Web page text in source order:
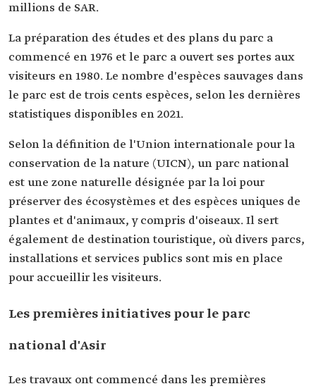
millions de SAR.
La préparation des études et des plans du parc a
commencé en 1976 et le parc a ouvert ses portes aux
visiteurs en 1980. Le nombre d'espèces sauvages dans
le parc est de trois cents espèces, selon les dernières
statistiques disponibles en 2021.
Selon la définition de l'Union internationale pour la
conservation de la nature (UICN), un parc national
est une zone naturelle désignée par la loi pour
préserver des écosystèmes et des espèces uniques de
plantes et d'animaux, y compris d'oiseaux. Il sert
également de destination touristique, où divers parcs,
installations et services publics sont mis en place
pour accueillir les visiteurs.
Les premières initiatives pour le parc
national d'Asir
Les travaux ont commencé dans les premières